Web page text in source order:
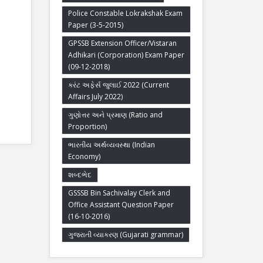
Police Constable Lokrakshak Exam
Paper (3-5-2015)
GPSSB Extension Officer/Vistaran
Adhikari (Corporation) Exam Paper
(09-12-2018)
કરંટ અફેર્સ જુલાઈ 2022 (Current
Affairs July 2022)
ગુણોત્તર અને પ્રમાણ (Ratio and
Proportion)
ભારતીય અર્થવ્યવસ્થા (Indian
Economy)
શબ્દભેદ
GSSSB Bin Sachivalay Clerk and
Office Assistant Question Paper
(16-10-2016)
ગુજરાતી વ્યાકરણ (Gujarati grammar)